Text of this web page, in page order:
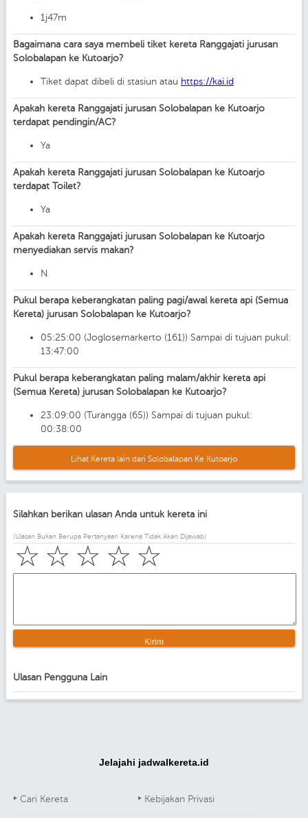
1j47m
Bagaimana cara saya membeli tiket kereta Ranggajati jurusan
Solobalapan ke Kutoarjo?
Tiket dapat dibeli di stasiun atau https://kai.id
Apakah kereta Ranggajati jurusan Solobalapan ke Kutoarjo
terdapat pendingin/AC?
Ya
Apakah kereta Ranggajati jurusan Solobalapan ke Kutoarjo
terdapat Toilet?
Ya
Apakah kereta Ranggajati jurusan Solobalapan ke Kutoarjo
menyediakan servis makan?
N
Pukul berapa keberangkatan paling pagi/awal kereta api (Semua
Kereta) jurusan Solobalapan ke Kutoarjo?
05:25:00 (Joglosemarkerto (161)) Sampai di tujuan pukul:
13:47:00
Pukul berapa keberangkatan paling malam/akhir kereta api
(Semua Kereta) jurusan Solobalapan ke Kutoarjo?
23:09:00 (Turangga (65)) Sampai di tujuan pukul:
00:38:00
Lihat Kereta lain dari Solobalapan Ke Kutoarjo
Silahkan berikan ulasan Anda untuk kereta ini
(Ulasan Bukan Berupa Pertanyaan Karena Tidak Akan Dijawab)
☆
☆
☆
☆
☆
Ulasan Pengguna Lain
Jelajahi jadwalkereta.id
Cari Kereta Kebijakan Privasi